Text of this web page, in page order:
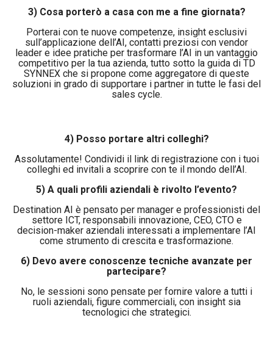
3) Cosa porterò a casa con me a fine giornata?
Porterai con te nuove competenze, insight esclusivi
sull’applicazione dell’AI, contatti preziosi con vendor
leader e idee pratiche per trasformare l’AI in un vantaggio
competitivo per la tua azienda, tutto sotto la guida di TD
SYNNEX che si propone come aggregatore di queste
soluzioni in grado di supportare i partner in tutte le fasi del
sales cycle.
4) Posso portare altri colleghi?
Assolutamente! Condividi il link di registrazione con i tuoi
colleghi ed invitali a scoprire con te il mondo dell’AI.
5) A quali profili aziendali è rivolto l’evento?
Destination AI è pensato per manager e professionisti del
settore ICT, responsabili innovazione, CEO, CTO e
decision-maker aziendali interessati a implementare l’AI
come strumento di crescita e trasformazione.
6) Devo avere conoscenze tecniche avanzate per
partecipare?
No, le sessioni sono pensate per fornire valore a tutti i
ruoli aziendali, figure commerciali, con insight sia
tecnologici che strategici.